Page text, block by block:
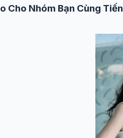
Cho Nhóm Bạn Cùng Tiến